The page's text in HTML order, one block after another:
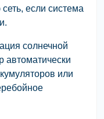
если система
солнечной
автоматически
или